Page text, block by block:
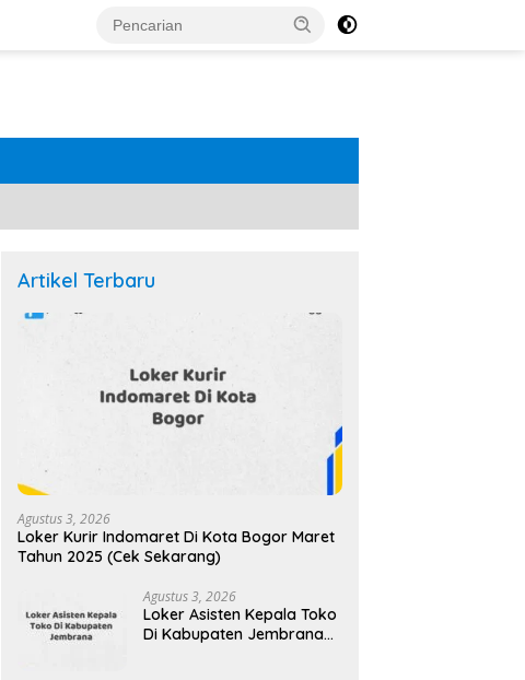
Artikel Terbaru
Agustus 3, 2026
Loker Kurir Indomaret Di Kota Bogor Maret
Tahun 2025 (Cek Sekarang)
Agustus 3, 2026
Loker Asisten Kepala Toko
Di Kabupaten Jembrana